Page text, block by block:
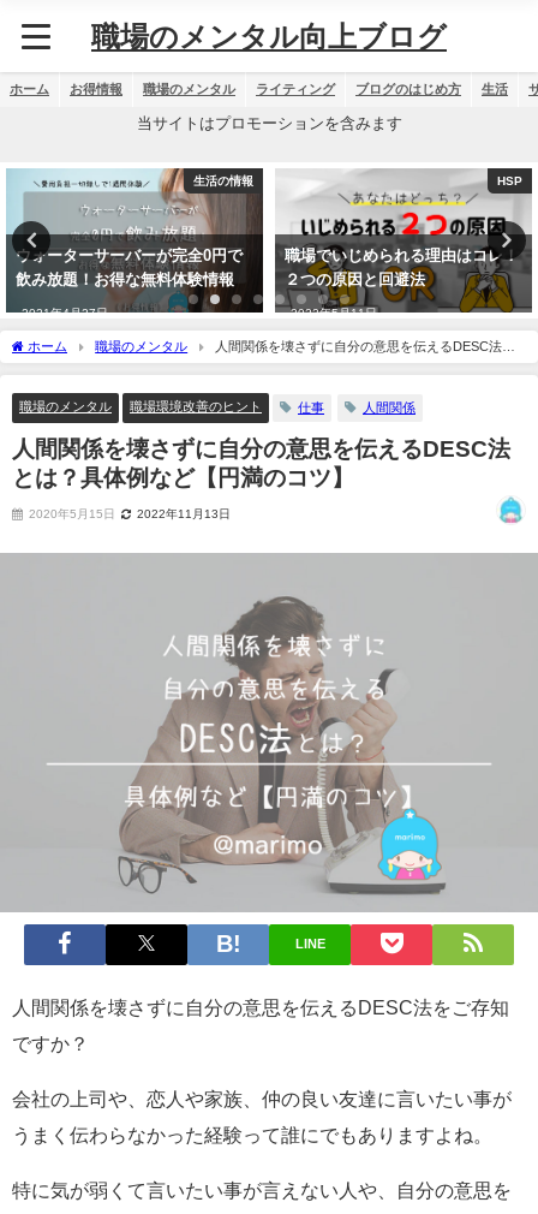
職場のメンタル向上ブログ
ホーム お得情報 職場のメンタル ライティング ブログのはじめ方 生活
当サイトはプロモーションを含みます
生活の情報
ウォーターサーバーが完全0円で
飲み放題！お得な無料体験情報
2021年4月27日
HSP
職場でいじめられる理由はコレ！
２つの原因と回避法
2022年5月11日
ホーム 職場のメンタル
人間関係を壊さずに自分の意思を伝えるDESC法と
は？具体例など【円満のコツ】
職場のメンタル 職場環境改善のヒント 仕事 人間関係
人間関係を壊さずに自分の意思を伝えるDESC法
とは？具体例など【円満のコツ】
2020年5月15日 2022年11月13日
LINE
人間関係を壊さずに自分の意思を伝えるDESC法をご存知
ですか？
会社の上司や、恋人や家族、仲の良い友達に言いたい事が
うまく伝わらなかった経験って誰にでもありますよね。
特に気が弱くて言いたい事が言えない人や、自分の意思を